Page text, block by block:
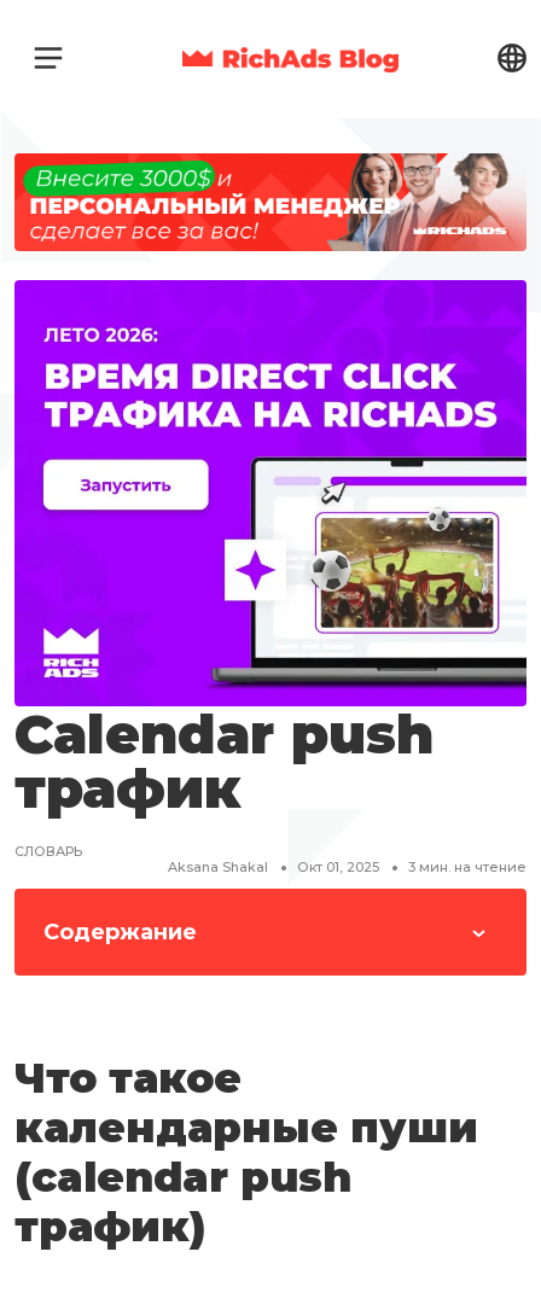
Calendar push
трафик
СЛОВАРЬ
Aksana Shakal
Окт 01, 2025 3 мин. на чтение
Содержание
Что такое
календарные пуши
(calendar push
трафик)